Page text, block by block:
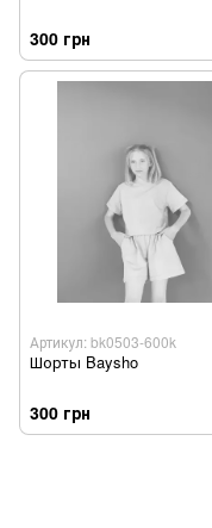
300 грн
Артикул: bk0503-600k
Шорты Baysho
300 грн